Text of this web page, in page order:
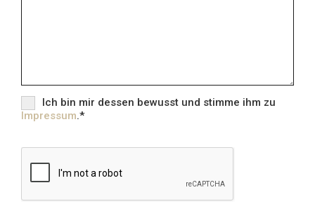
Ich bin mir dessen bewusst und stimme ihm zu
Impressum.*